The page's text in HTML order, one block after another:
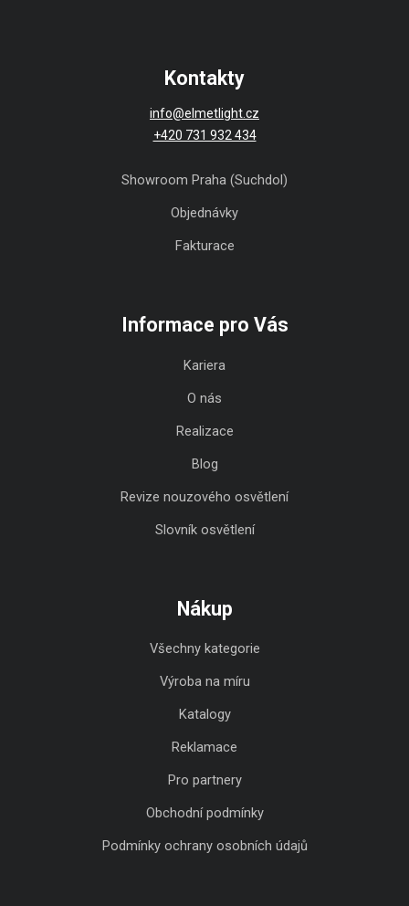
Kontakty
info@elmetlight.cz
+420 731 932 434
Showroom Praha (Suchdol)
Objednávky
Fakturace
Informace pro Vás
Kariera
O nás
Realizace
Blog
Revize nouzového osvětlení
Slovník osvětlení
Nákup
Všechny kategorie
Výroba na míru
Katalogy
Reklamace
Pro partnery
Obchodní podmínky
Podmínky ochrany osobních údajů